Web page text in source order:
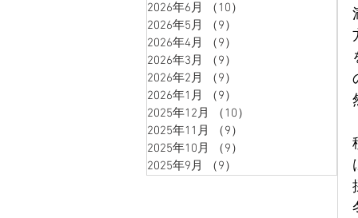
2026年6月
（10）
2026年5月
（9）
2026年4月
（9）
2026年3月
（9）
2026年2月
（9）
2026年1月
（9）
2025年12月
（10）
2025年11月
（9）
2025年10月
（9）
2025年9月
（9）